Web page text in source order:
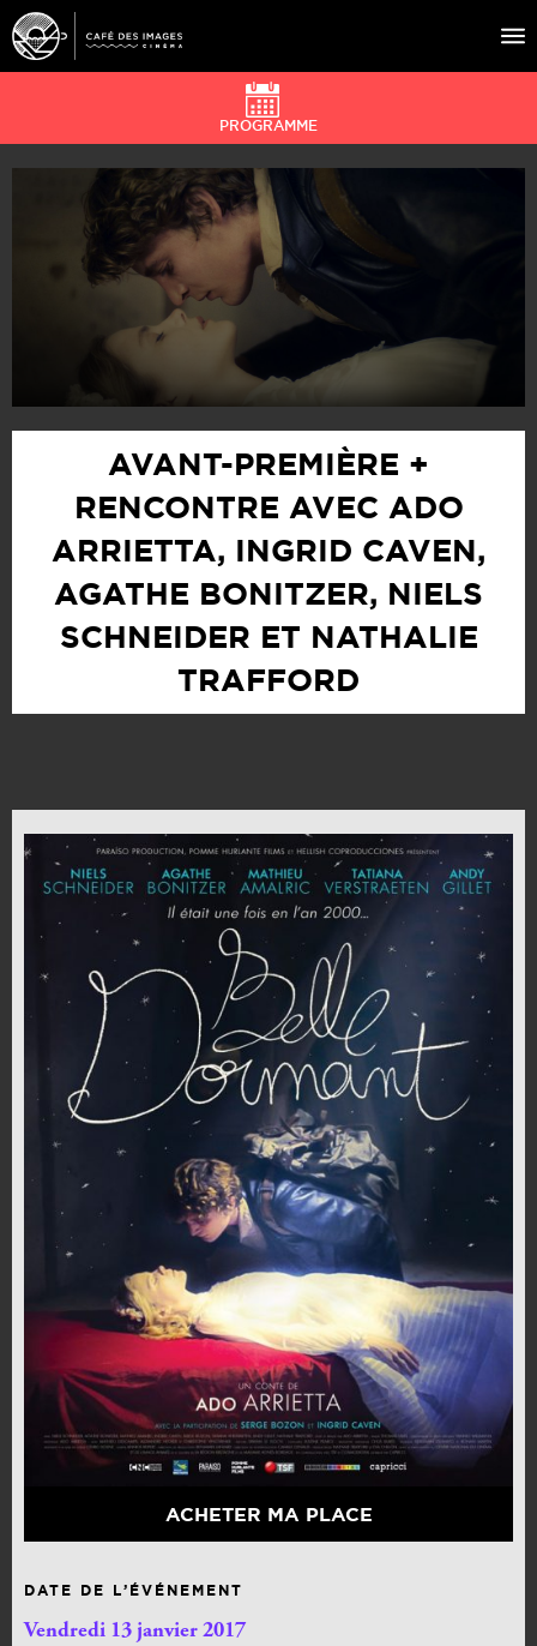
À L’AFFICHE
ÉVÉNEMENTS
CAFÉ DU CINÉ
PRATIQUE
ÉDUCATION AUX IMAGES
PROGRAMME
AVANT-PREMIÈRE +
RENCONTRE AVEC ADO
ARRIETTA, INGRID CAVEN,
AGATHE BONITZER, NIELS
SCHNEIDER ET NATHALIE
TRAFFORD
ACHETER MA PLACE
DATE DE L’ÉVÉNEMENT
Vendredi 13 janvier 2017